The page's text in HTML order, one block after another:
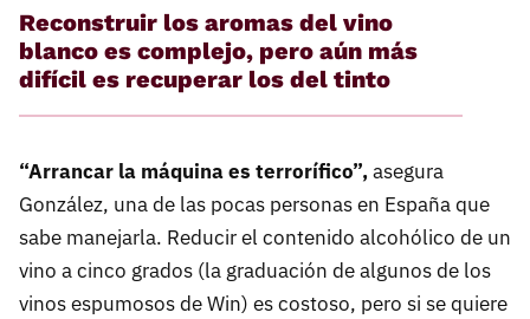
Reconstruir los aromas del vino
blanco es complejo, pero aún más
difícil es recuperar los del tinto
“Arrancar la máquina es terrorífico”,asegura
González, una de las pocas personas en España que
sabe manejarla. Reducir el contenido alcohólico de un
vino a cinco grados (la graduación de algunos de los
vinos espumosos de Win) es costoso, pero si se quiere